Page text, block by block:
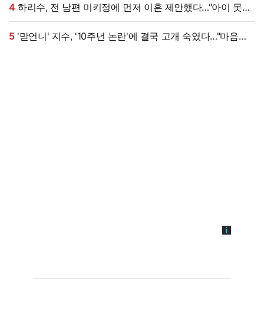
4 하리수, 전 남편 미키정에 먼저 이혼 제안했다…"아이 못
낳는 미안함 늘 있어" (이중생활)[종합]
5'맏언니' 지수, '10주년 논란'에 결국 고개 숙였다…"마음